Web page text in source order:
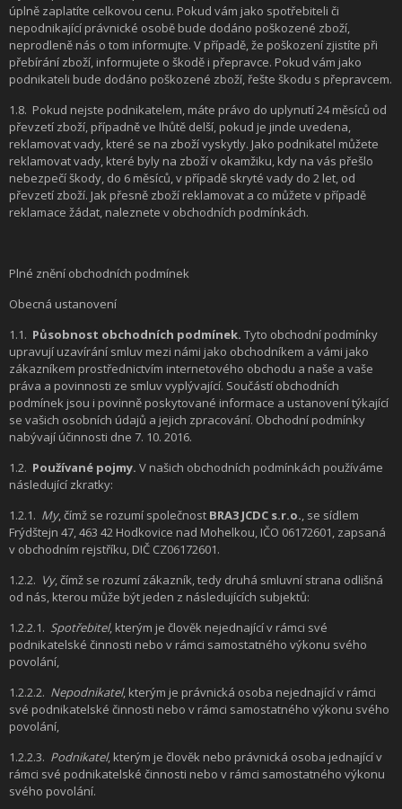
úplně zaplatíte celkovou cenu. Pokud vám jako spotřebiteli či
nepodnikající právnické osobě bude dodáno poškozené zboží,
neprodleně nás o tom informujte. V případě, že poškození zjistíte při
přebírání zboží, informujete o škodě i přepravce. Pokud vám jako
podnikateli bude dodáno poškozené zboží, řešte škodu s přepravcem.
1.8. Pokud nejste podnikatelem, máte právo do uplynutí 24 měsíců od
převzetí zboží, případně ve lhůtě delší, pokud je jinde uvedena,
reklamovat vady, které se na zboží vyskytly. Jako podnikatel můžete
reklamovat vady, které byly na zboží v okamžiku, kdy na vás přešlo
nebezpečí škody, do 6 měsíců, v případě skryté vady do 2 let, od
převzetí zboží. Jak přesně zboží reklamovat a co můžete v případě
reklamace žádat, naleznete v obchodních podmínkách.
Plné znění obchodních podmínek
Obecná ustanovení
1.1. Působnost obchodních podmínek. Tyto obchodní podmínky
upravují uzavírání smluv mezi námi jako obchodníkem a vámi jako
zákazníkem prostřednictvím internetového obchodu a naše a vaše
práva a povinnosti ze smluv vyplývající. Součástí obchodních
podmínek jsou i povinně poskytované informace a ustanovení týkající
se vašich osobních údajů a jejich zpracování. Obchodní podmínky
nabývají účinnosti dne 7. 10. 2016.
1.2. Používané pojmy. V našich obchodních podmínkách používáme
následující zkratky:
1.2.1. My, čímž se rozumí společnost BRA3 JCDC s.r.o., se sídlem
Frýdštejn 47, 463 42 Hodkovice nad Mohelkou, IČO 06172601, zapsaná
v obchodním rejstříku, DIČ CZ06172601.
1.2.2. Vy, čímž se rozumí zákazník, tedy druhá smluvní strana odlišná
od nás, kterou může být jeden z následujících subjektů:
1.2.2.1. Spotřebitel, kterým je člověk nejednající v rámci své
podnikatelské činnosti nebo v rámci samostatného výkonu svého
povolání,
1.2.2.2. Nepodnikatel, kterým je právnická osoba nejednající v rámci
své podnikatelské činnosti nebo v rámci samostatného výkonu svého
povolání,
1.2.2.3. Podnikatel, kterým je člověk nebo právnická osoba jednající v
rámci své podnikatelské činnosti nebo v rámci samostatného výkonu
svého povolání.